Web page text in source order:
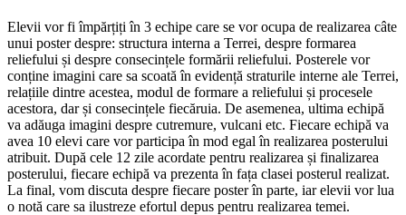
Elevii vor fi împărțiți în 3 echipe care se vor ocupa de realizarea câte
unui poster despre: structura interna a Terrei, despre formarea
reliefului și despre consecințele formării reliefului. Posterele vor
conține imagini care sa scoată în evidență straturile interne ale Terrei,
relațiile dintre acestea, modul de formare a reliefului și procesele
acestora, dar și consecințele fiecăruia. De asemenea, ultima echipă
va adăuga imagini despre cutremure, vulcani etc. Fiecare echipă va
avea 10 elevi care vor participa în mod egal în realizarea posterului
atribuit. După cele 12 zile acordate pentru realizarea și finalizarea
posterului, fiecare echipă va prezenta în fața clasei posterul realizat.
La final, vom discuta despre fiecare poster în parte, iar elevii vor lua
o notă care sa ilustreze efortul depus pentru realizarea temei.